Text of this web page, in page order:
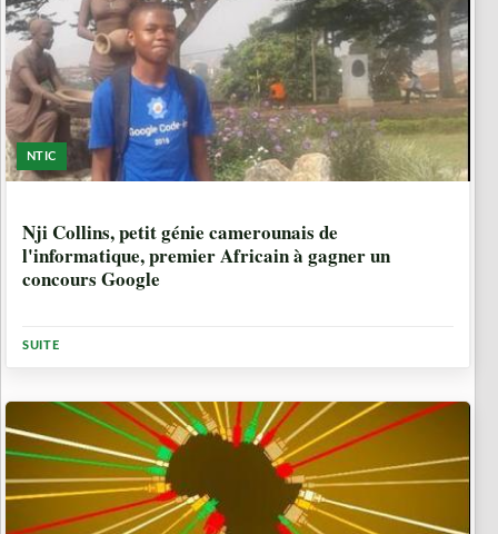
NTIC
Nji Collins, petit génie camerounais de
l'informatique, premier Africain à gagner un
concours Google
SUITE